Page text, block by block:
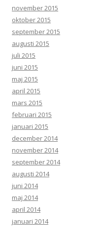
november 2015
oktober 2015
september 2015
augusti 2015
juli 2015
juni 2015
maj 2015
april 2015
mars 2015
februari 2015
januari 2015
december 2014
november 2014
september 2014
augusti 2014
juni 2014
maj 2014
april 2014
januari 2014